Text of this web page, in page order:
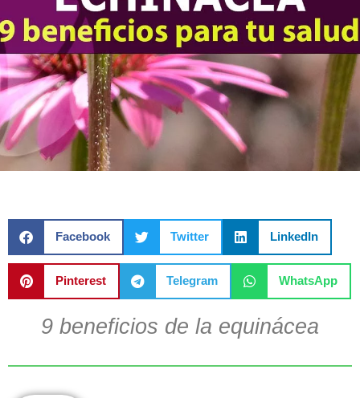
Facebook Twitter LinkedIn
Pinterest Telegram WhatsApp
9 beneficios de la equinácea